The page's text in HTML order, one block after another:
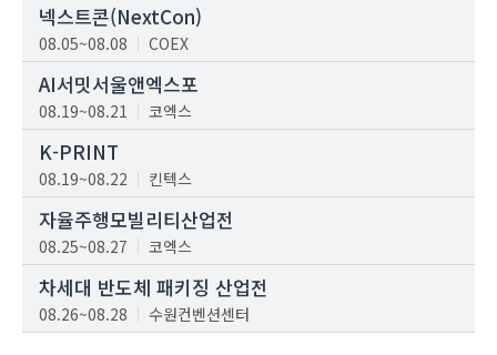
넥스트콘(NextCon)
08.05~08.08 COEX
AI서밋서울앤엑스포
08.19~08.21 코엑스
K-PRINT
08.19~08.22 킨텍스
자율주행모빌리티산업전
08.25~08.27 코엑스
차세대 반도체 패키징 산업전
08.26~08.28 수원컨벤션센터